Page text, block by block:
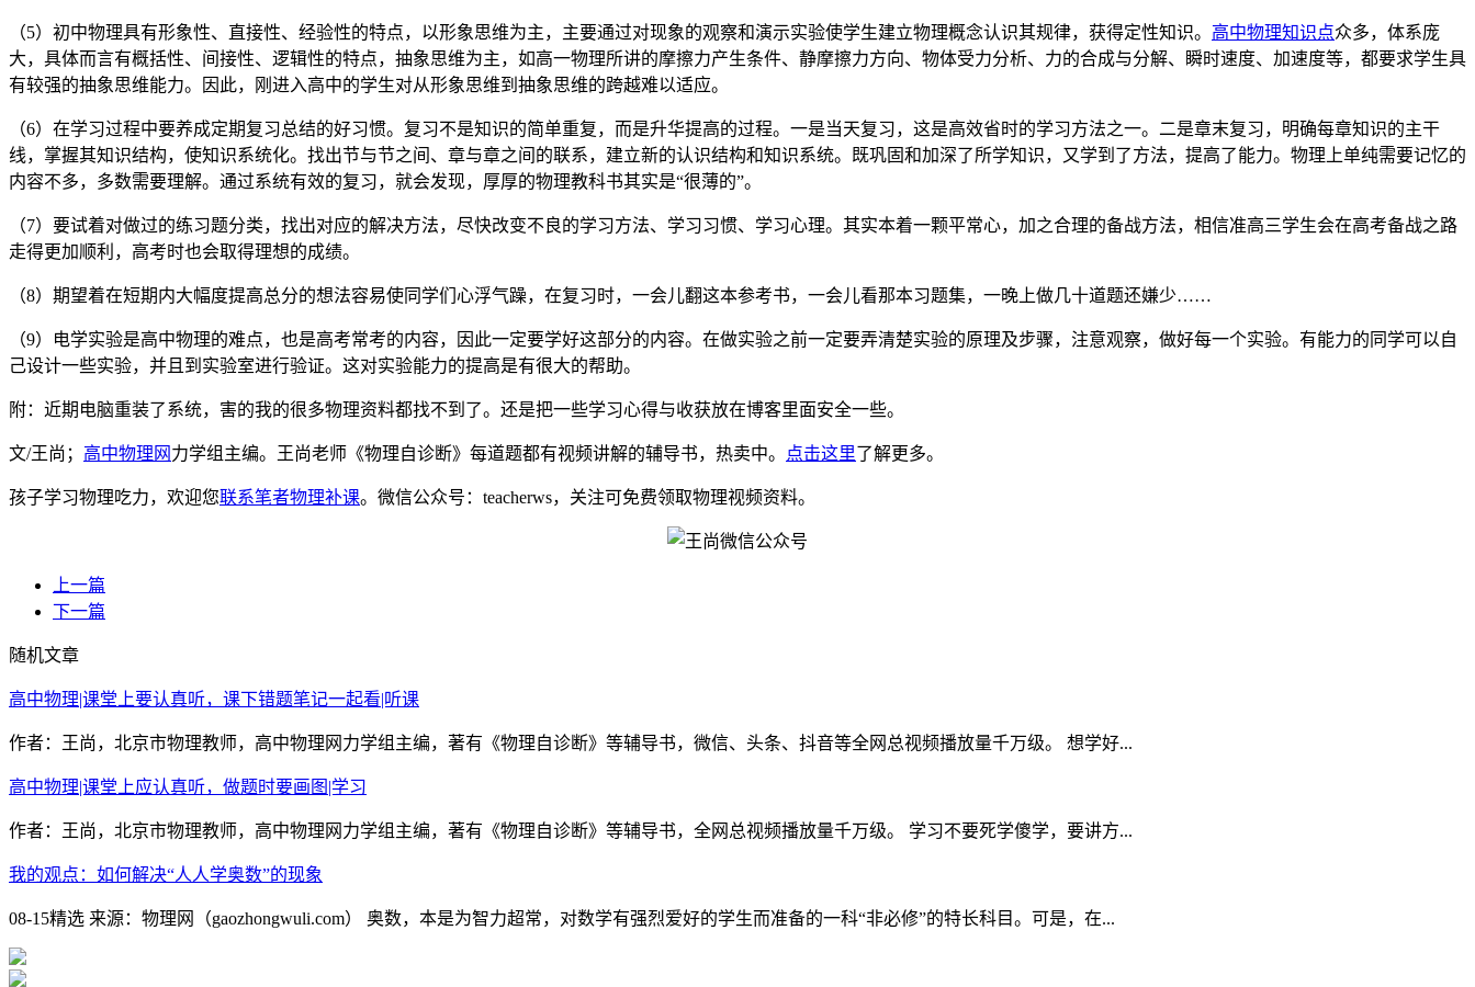
（5）初中物理具有形象性、直接性、经验性的特点，以形象思维为主，主要通过对现象的观察和演示实验使学生建立物理概念认识其规律，获得定性知识。 高中物理知识点众多，体系庞
大，具体而言有概括性、间接性、逻辑性的特点，抽象思维为主，如高一物理所讲的摩擦力产生条件、静摩擦力方向、物体受力分析、力的合成与分解、瞬时速度、加速度等，都要求学生具
有较强的抽象思维能力。因此，刚进入高中的学生对从形象思维到抽象思维的跨越难以适应。
（6）在学习过程中要养成定期复习总结的好习惯。复习不是知识的简单重复，而是升华提高的过程。一是当天复习，这是高效省时的学习方法之一。二是章末复习，明确每章知识的主干
线，掌握其知识结构，使知识系统化。找出节与节之间、章与章之间的联系，建立新的认识结构和知识系统。既巩固和加深了所学知识，又学到了方法，提高了能力。物理上单纯需要记忆的
内容不多，多数需要理解。通过系统有效的复习，就会发现，厚厚的物理教科书其实是“很薄的”。
（7）要试着对做过的练习题分类，找出对应的解决方法，尽快改变不良的学习方法、学习习惯、学习心理。其实本着一颗平常心，加之合理的备战方法，相信准高三学生会在高考备战之路
走得更加顺利，高考时也会取得理想的成绩。
（8）期望着在短期内大幅度提高总分的想法容易使同学们心浮气躁，在复习时，一会儿翻这本参考书，一会儿看那本习题集，一晚上做几十道题还嫌少……
（9）电学实验是高中物理的难点，也是高考常考的内容，因此一定要学好这部分的内容。在做实验之前一定要弄清楚实验的原理及步骤，注意观察，做好每一个实验。有能力的同学可以自
己设计一些实验，并且到实验室进行验证。这对实验能力的提高是有很大的帮助。
附：近期电脑重装了系统，害的我的很多物理资料都找不到了。还是把一些学习心得与收获放在博客里面安全一些。
文/王尚； 高中物理网 力学组主编。王尚老师《物理自诊断》每道题都有视频讲解的辅导书，热卖中。 点击这里了解更多。
孩子学习物理吃力，欢迎您联系笔者物理补课。微信公众号：teacherws，关注可免费领取物理视频资料。
上一篇
下一篇
随机文章
高中物理|课堂上要认真听，课下错题笔记一起看|听课
作者：王尚，北京市物理教师，高中物理网力学组主编，著有《物理自诊断》等辅导书，微信、头条、抖音等全网总视频播放量千万级。 想学好...
高中物理|课堂上应认真听，做题时要画图|学习
作者：王尚，北京市物理教师，高中物理网力学组主编，著有《物理自诊断》等辅导书，全网总视频播放量千万级。 学习不要死学傻学，要讲方...
我的观点：如何解决“人人学奥数”的现象
08-15精选 来源：物理网（gaozhongwuli.com） 奥数，本是为智力超常，对数学有强烈爱好的学生而准备的一科“非必修”的特长科目。可是，在...